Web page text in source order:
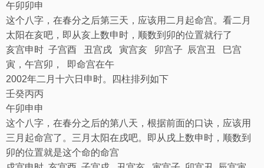
午卯卯申
这个八字，在春分之后第三天，应该用二月起命宫。看二月
太阳在亥吧，即从亥上数申时，顺数到卯的位置就行了
亥宫申时 子宫酉 丑宫戌 寅宫亥 卯宫子 辰宫丑
巳宫
寅，午宫卯，
即命宫在午
2002年二月十六日申时。四柱排列如下
壬
午
癸
卯
丙
申
丙
申
这个八字，在春分之后的第八天，根据前面的口诀，应该用
三月起命宫了。三月太阳在戌吧。即从戌上数申时，顺数到
卯的位置就是这个命的命宫